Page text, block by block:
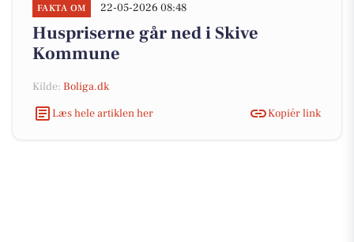
FAKTA OM 22-05-2026 08:48
Huspriserne går ned i Skive
Kommune
Kilde: Boliga.dk
Læs hele artiklen her
Kopiér link